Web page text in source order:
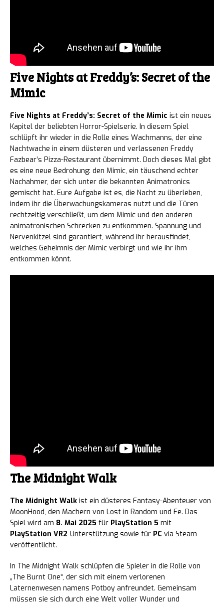
Five Nights at Freddy’s: Secret of the
Mimic
Five Nights at Freddy’s: Secret of the Mimic ist ein neues
Kapitel der beliebten Horror-Spielserie. In diesem Spiel
schlüpft ihr wieder in die Rolle eines Wachmanns, der eine
Nachtwache in einem düsteren und verlassenen Freddy
Fazbear’s Pizza-Restaurant übernimmt. Doch dieses Mal gibt
es eine neue Bedrohung: den Mimic, ein täuschend echter
Nachahmer, der sich unter die bekannten Animatronics
gemischt hat. Eure Aufgabe ist es, die Nacht zu überleben,
indem ihr die Überwachungskameras nutzt und die Türen
rechtzeitig verschließt, um dem Mimic und den anderen
animatronischen Schrecken zu entkommen. Spannung und
Nervenkitzel sind garantiert, während ihr herausfindet,
welches Geheimnis der Mimic verbirgt und wie ihr ihm
entkommen könnt.
The Midnight Walk
The Midnight Walk ist ein düsteres Fantasy-Abenteuer von
MoonHood, den Machern von Lost in Random und Fe. Das
Spiel wird am 8. Mai 2025 für PlayStation 5 mit
PlayStation VR2-Unterstützung sowie für PC via Steam
veröffentlicht.
In The Midnight Walk schlüpfen die Spieler in die Rolle von
„The Burnt One“, der sich mit einem verlorenen
Laternenwesen namens Potboy anfreundet. Gemeinsam
müssen sie sich durch eine Welt voller Wunder und